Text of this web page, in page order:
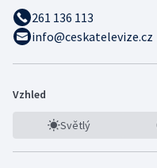
261 136 113
info@ceskatelevize.cz
Vzhled
Světlý